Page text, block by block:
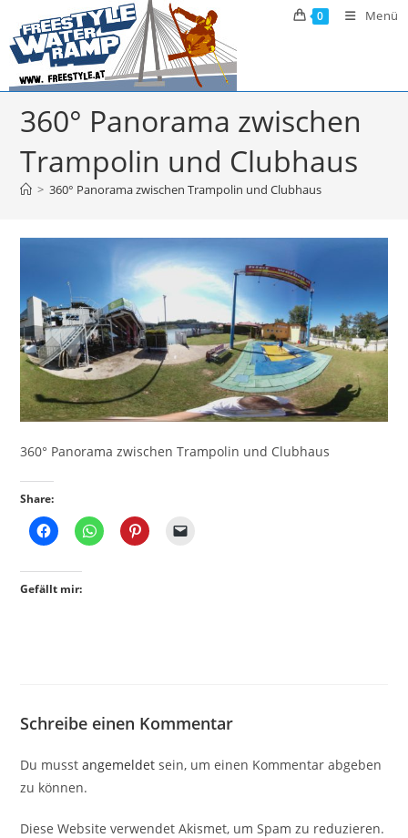
Inhalt
springen
0 Menü
360° Panorama zwischen
Trampolin und Clubhaus
> 360° Panorama zwischen Trampolin und Clubhaus
360° Panorama zwischen Trampolin und Clubhaus
Share:
Gefällt mir:
Schreibe einen Kommentar
Du musstangemeldet sein, um einen Kommentar abgeben
zu können.
Diese Website verwendet Akismet, um Spam zu reduzieren.